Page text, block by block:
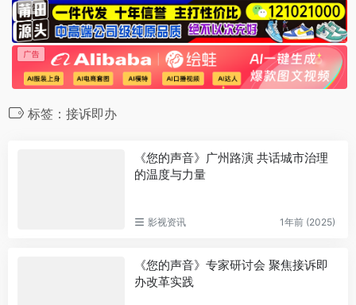
标签：接诉即办
《您的声音》广州路演 共话城市治理
的温度与力量
影视资讯 1年前 (2025)
《您的声音》专家研讨会 聚焦接诉即
办改革实践